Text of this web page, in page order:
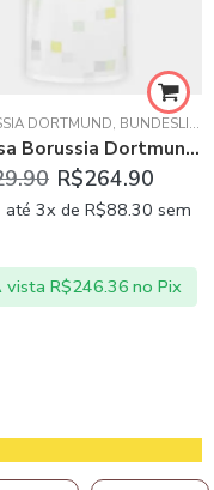
CF,MACCABI HAIFA,
DORTMUND, BUNDESLIGA
Camisa Borussia Dortmund Third 20/21
R$264.90
até 3x de R$88.30 sem
vista R$246.36 no Pix